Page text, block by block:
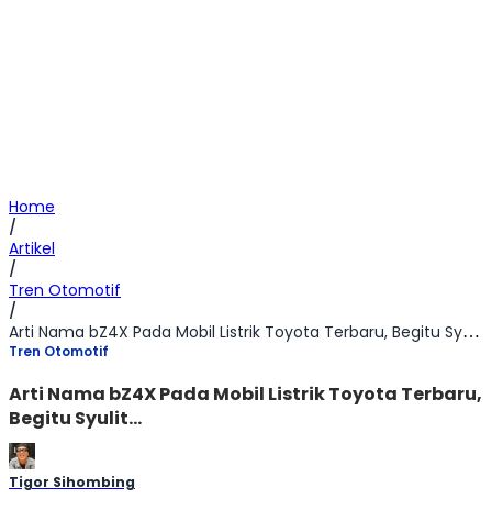
Home
/
Artikel
/
Tren Otomotif
/
Arti Nama bZ4X Pada Mobil Listrik Toyota Terbaru, Begitu Syulit…
Tren Otomotif
Arti Nama bZ4X Pada Mobil Listrik Toyota Terbaru,
Begitu Syulit…
Tigor Sihombing